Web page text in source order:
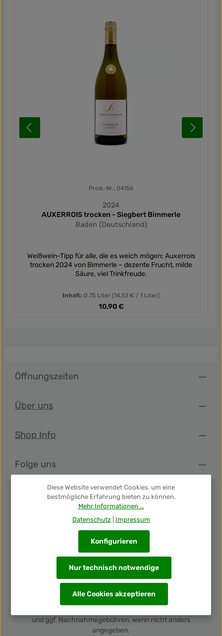
Prod.-Nr.: 04156
2024
AUXERROIS trocken - Siegbert Bimmerle
Baden (Deutschland)
Weißwein-Tipp für alle, die es weich mögen: Auxerrois
trocken 2024 von Bimmerle – dezente Frucht, milde
Säure, viel Trinkfreude.
Inhalt: 0.75 Liter (14,53 € / 1 Liter)
Regulärer Preis:
10,90 €
Öffnungszeiten
Über uns
Shop Info
Folge uns
Newsletter
Unsere Auszeichnungen
und ggf. Nachnahmegebühren, wenn nicht anders
angegeben.
Diese Website verwendet Cookies, um eine
bestmögliche Erfahrung bieten zu können.
Mehr Informationen ...
Datenschutz| Impressum
Nur technisch notwendige
Konfigurieren
Alle Cookies akzeptieren